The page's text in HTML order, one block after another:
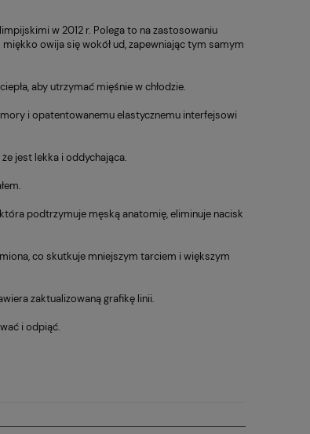
w 2012 r. Polega to na zastosowaniu
owija się wokół ud, zapewniając tym samym
aby utrzymać mięśnie w chłodzie.
i opatentowanemu elastycznemu interfejsowi
jest lekka i oddychająca.
podtrzymuje męską anatomię, eliminuje nacisk
co skutkuje mniejszym tarciem i większym
zaktualizowaną grafikę linii.
i odpiąć.